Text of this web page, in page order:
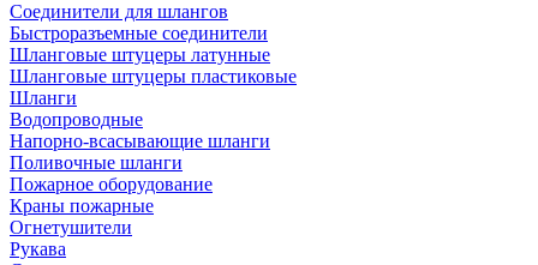
Соединители для шлангов
Быстроразъемные соединители
Шланговые штуцеры латунные
Шланговые штуцеры пластиковые
Шланги
Водопроводные
Напорно-всасывающие шланги
Поливочные шланги
Пожарное оборудование
Краны пожарные
Огнетушители
Рукава